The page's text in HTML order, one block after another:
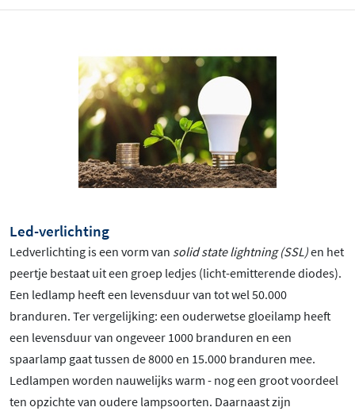
Led-verlichting
Ledverlichting is een vorm van solid state lightning (SSL)en het
peertje bestaat uit een groep ledjes (licht-emitterende diodes).
Een ledlamp heeft een levensduur van tot wel 50.000
branduren. Ter vergelijking: een ouderwetse gloeilamp heeft
een levensduur van ongeveer 1000 branduren en een
spaarlamp gaat tussen de 8000 en 15.000 branduren mee.
Ledlampen worden nauwelijks warm - nog een groot voordeel
ten opzichte van oudere lampsoorten. Daarnaast zijn